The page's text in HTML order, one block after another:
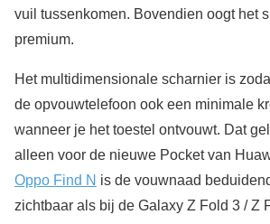
vuil tussenkomen. Bovendien oogt het
premium.
Het multidimensionale scharnier is
de opvouwtelefoon ook een minimale
wanneer je het toestel ontvouwt. Dat
alleen voor de nieuwe Pocket van
Oppo Find N is de vouwnaad
zichtbaar als bij de Galaxy Z Fold 3 / Z